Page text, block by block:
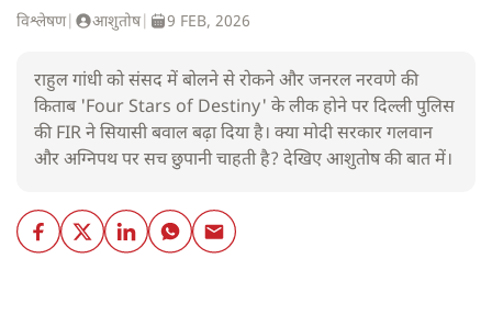
विश्लेषण| आशुतोष| 9 FEB, 2026
राहुल गांधी को संसद में बोलने से रोकने और जनरल नरवणे की
किताब 'Four Stars of Destiny' के लीक होने पर दिल्ली पुलिस
की FIR ने सियासी बवाल बढ़ा दिया है। क्या मोदी सरकार गलवान
और अग्निपथ पर सच छुपानी चाहती है? देखिए आशुतोष की बात में।